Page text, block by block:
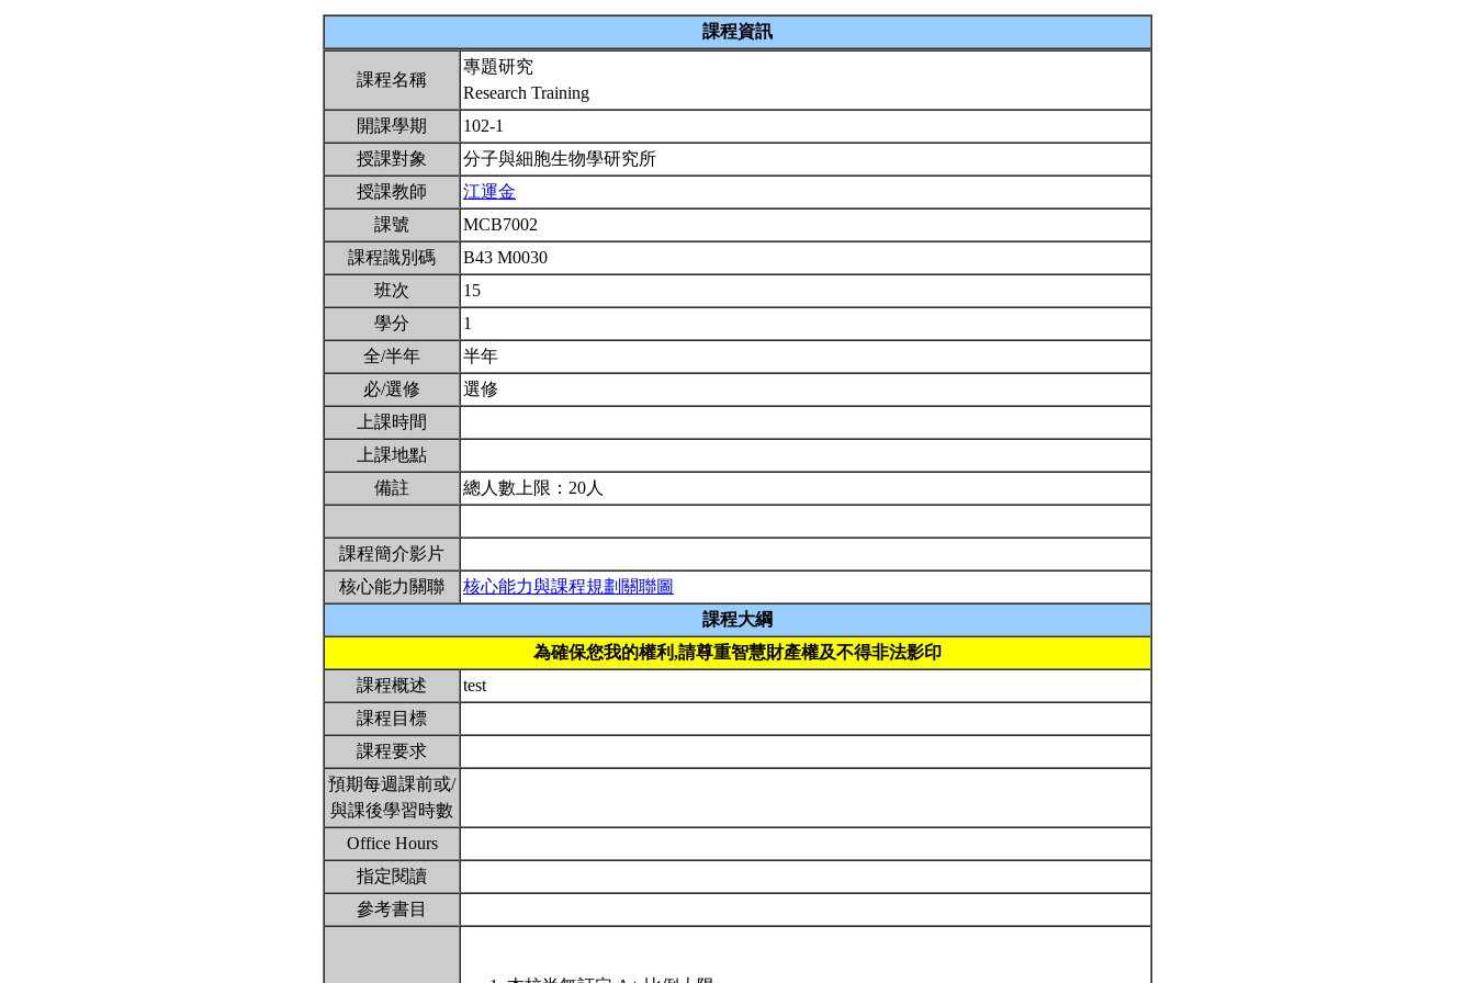
課程資訊
課程名稱
專題研究
Research Training
開課學期
102-1
授課對象
分子與細胞生物學研究所
授課教師
江運金
課號
MCB7002
課程識別碼
B43 M0030
班次
15
學分
1
全/半年
半年
必/選修
選修
上課時間
上課地點
備註
總人數上限：20人
課程簡介影片
核心能力關聯
核心能力與課程規劃關聯圖
課程大綱
為確保您我的權利,請尊重智慧財產權及不得非法影印
課程概述
test
課程目標
課程要求
預期每週課前或/
與課後學習時數
Office Hours
指定閱讀
參考書目